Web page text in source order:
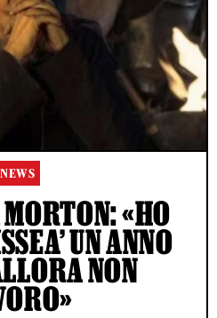
NEWS
«HO
UN ANNO
NON